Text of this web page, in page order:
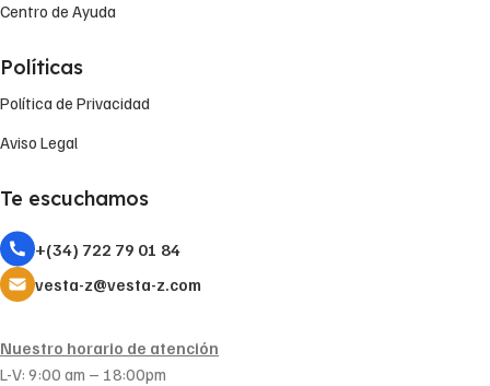
Centro de Ayuda
Políticas
Política de Privacidad
Aviso Legal
Te escuchamos
+(34) 722 79 01 84
vesta-z@vesta-z.com
Nuestro horario de atención
L-V: 9:00 am – 18:00pm